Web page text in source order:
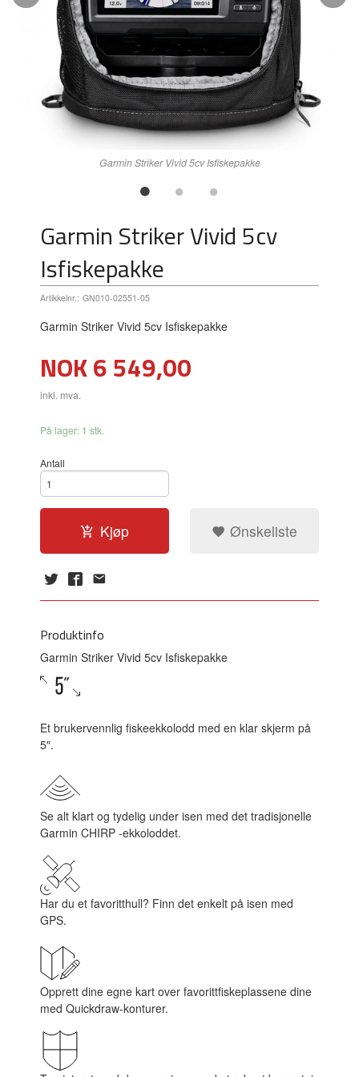
Garmin Striker Vivid 5cv Isfiskepakke
Garmin Striker Vivid 5cv
Isfiskepakke
Artikkelnr.: GN010-02551-05
Garmin Striker Vivid 5cv Isfiskepakke
Pris
NOK6 549,00
inkl. mva.
På lager: 1 stk.
Antall
Kjøp Ønskeliste
Produktinfo
Garmin Striker Vivid 5cv Isfiskepakke
Et brukervennlig fiskeekkolodd med en klar skjerm på
5″.
Se alt klart og tydelig under isen med det tradisjonelle
Garmin CHIRP -ekkoloddet.
Har du et favoritthull? Finn det enkelt på isen med
GPS.
Opprett dine egne kart over favorittfiskeplassene dine
med Quickdraw-konturer.